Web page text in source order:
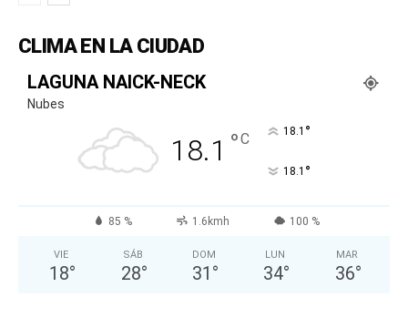
CLIMA EN LA CIUDAD
LAGUNA NAICK-NECK
Nubes
18.1 °C 18.1 °
18.1 °
85 % 1.6kmh 100 %
VIE
18°
SÁB
28°
DOM
31 °
LUN
34°
MAR
36°